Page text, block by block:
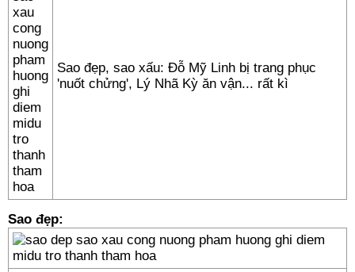
Sao đẹp, sao xấu: Đỗ Mỹ Linh bị trang phục
'nuốt chửng', Lý Nhã Kỳ ăn vận... rất kì
Sao đẹp: